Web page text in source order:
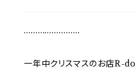
……………………
一年中クリスマスのお店R-